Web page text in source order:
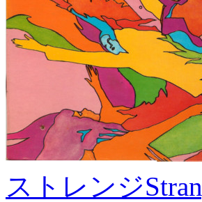
ストレンジ